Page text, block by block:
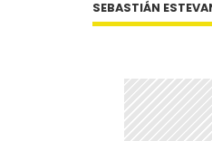
SEBASTIÁN